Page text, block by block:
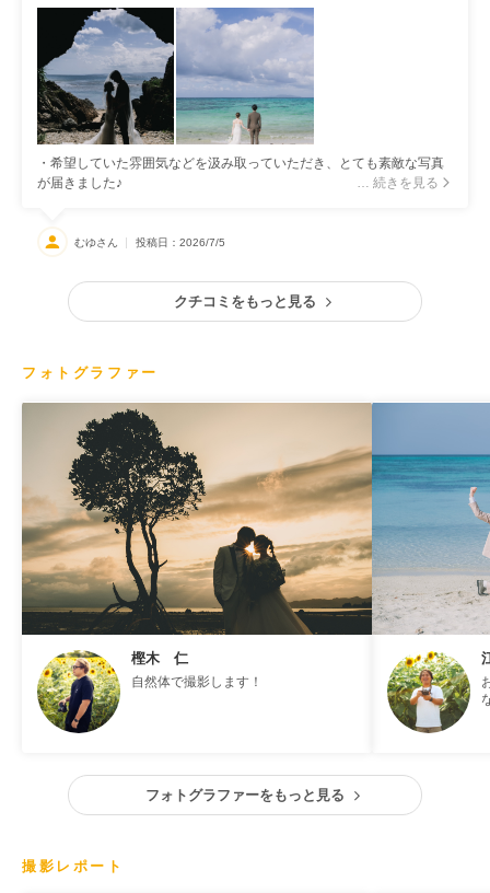
・希望していた雰囲気などを汲み取っていただき、とても素敵な写真
が届きました♪
… 続きを見る
むゆさん 投稿日：2026/7/5
クチコミをもっと見る
フォトグラファー
樫木 仁
自然体で撮影します！
フォトグラファーをもっと見る
撮影レポート